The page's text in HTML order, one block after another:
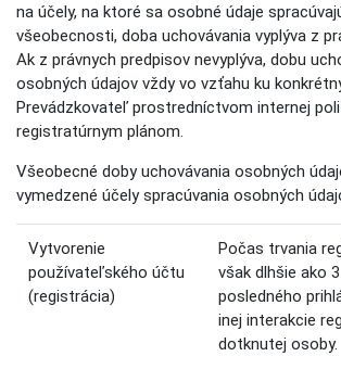
na účely, na ktoré sa osobné údaje
všeobecnosti, doba uchovávania vyplýva z
Ak z právnych predpisov nevyplýva, dobu
osobných údajov vždy vo vzťahu ku
Prevádzkovateľ prostredníctvom internej
registratúrnym plánom.
Všeobecné doby uchovávania osobných
vymedzené účely spracúvania osobných
Vytvorenie
používateľského účtu
(registrácia)
Počas trvania
však dlhšie ako
posledného
inej interakcie
dotknutej osoby.